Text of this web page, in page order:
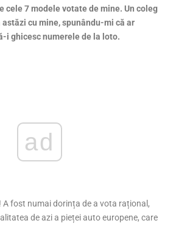
cele 7 modele votate de mine. Un coleg
cu mine, spunându-mi că ar
i ghicesc numerele de la loto.
ad
A fost numai dorința de a vota rațional,
de azi a pieței auto europene, care